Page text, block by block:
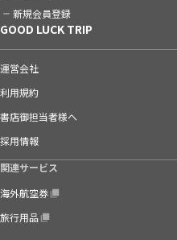
新規会員登録
GOOD LUCK TRIP
運営会社
利用規約
書店御担当者様へ
採用情報
関連サービス
海外航空券
旅行用品